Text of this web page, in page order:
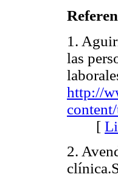
1.
las
http://
[
2.